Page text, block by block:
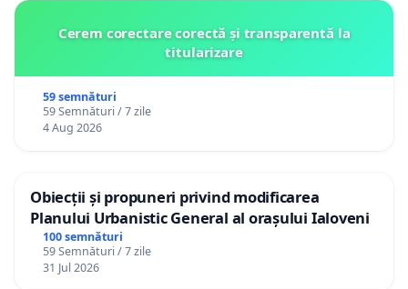
Cerem corectare corectă și transparentă la
titularizare
59 semnături
59 Semnături / 7 zile
4 Aug 2026
Obiecții și propuneri privind modificarea
Planului Urbanistic General al orașului Ialoveni
100 semnături
59 Semnături / 7 zile
31 Jul 2026